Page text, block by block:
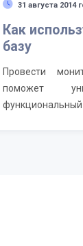
31 августа 2014
Как
базу
Провести
поможет
функциональный